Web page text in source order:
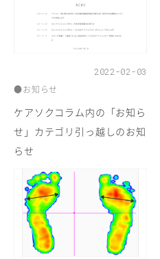
2022-02-03
●お知らせ
ケアソクコラム内の「お知ら
せ」カテゴリ引っ越しのお知
らせ